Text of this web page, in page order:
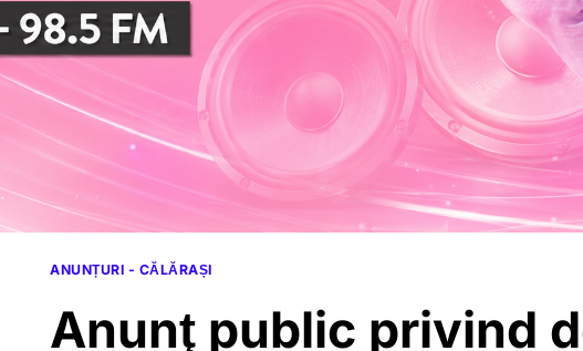
ANUNȚURI - CĂLĂRAȘI
Anunţ public privind